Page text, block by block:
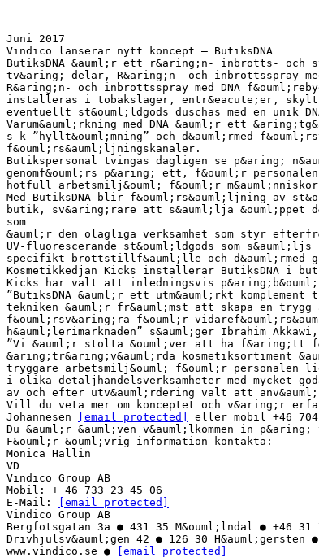
Juni 2017
Vindico lanserar nytt koncept – ButiksDNA
ButiksDNA &auml;r ett r&aring;n- inbrotts- och
tv&aring; delar, R&aring;n- och inbrottsspray med
R&aring;n- och inbrottsspray med DNA
installeras i tobakslager, entr&eacute;er,
eventuellt st&ouml;ldgods duschas med en unik
Varum&auml;rkning med DNA &auml;r ett
s k ”hyllt&ouml;mning” och d&auml;rmed
f&ouml;rs&auml;ljningskanaler.
Butikspersonal tvingas dagligen se p&aring;
genomf&ouml;rs p&aring; ett, f&ouml;r
hotfull arbetsmilj&ouml; f&ouml;r
Med ButiksDNA blir f&ouml;rs&auml;ljning av
butik, sv&aring;rare att s&auml;lja &ouml;ppet
som
&auml;r den olagliga verksamhet som styr
UV-fluorescerande st&ouml;ldgods som
specifikt brottstillf&auml;lle och d&auml;rmed
Kosmetikkedjan Kicks installerar ButiksDNA i
Kicks har valt att inledningsvis
”ButiksDNA &auml;r ett utm&auml;rkt
tekniken &auml;r fr&auml;mst att skapa en
f&ouml;rsv&aring;ra f&ouml;r
h&auml;lerimarknaden” s&auml;ger Ibrahim
”Vi &auml;r stolta &ouml;ver att ha f&aring;tt
&aring;tr&aring;v&auml;rda kosmetiksortiment
tryggare arbetsmilj&ouml; f&ouml;r
i olika detaljhandelsverksamheter med mycket
av och efter utv&auml;rdering valt att
Vill du veta mer om konceptet och v&aring;r
Johannesen
[email protected]
eller mobil +46 704
Du &auml;r &auml;ven v&auml;lkommen in
F&ouml;r &ouml;vrig information kontakta:
Monica Hallin
VD
Vindico Group AB
Mobil: + 46 733 23 45 06
E-Mail:
[email protected]
Vindico Group AB
Bergfotsgatan 3a ● 431 35 M&ouml;lndal ● +46 31
Drivhjulsv&auml;gen 42 ● 126 30 H&auml;gersten
www.vindico.se ●
[email protected]